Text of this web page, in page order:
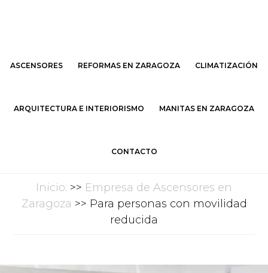
página
ASCENSORES REFORMAS EN ZARAGOZA CLIMATIZACIÓN
ARQUITECTURA E INTERIORISMO MANITAS EN ZARAGOZA
CONTACTO
Inicio: >> Empresa de Ascensores en
Zaragoza >> Para personas con movilidad
reducida